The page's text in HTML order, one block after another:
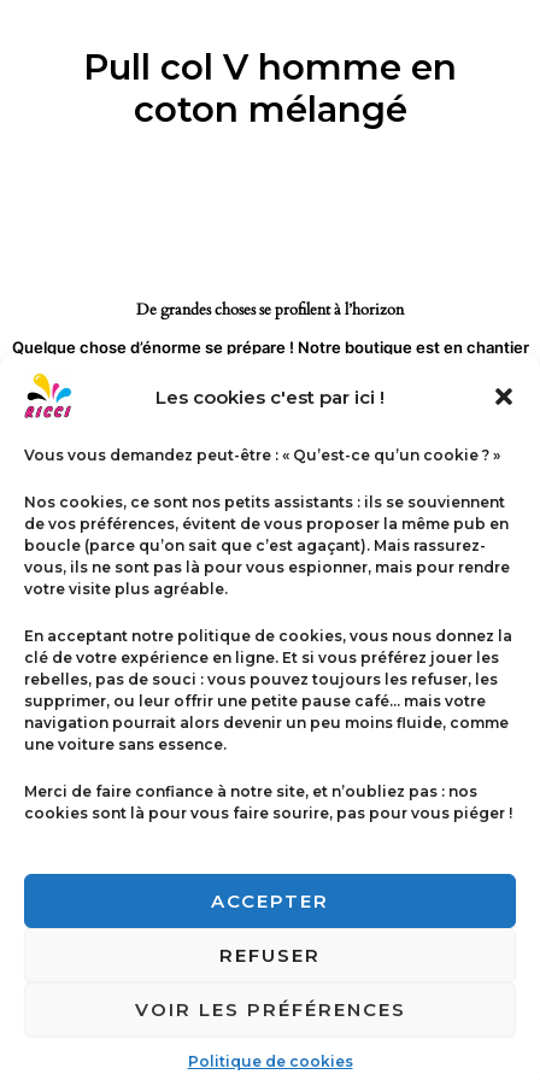
Les cookies c'est par ici !
Vous vous demandez peut-être : « Qu’est-ce qu’un cookie ? »
Nos cookies, ce sont nos petits assistants : ils se souviennent
de vos préférences, évitent de vous proposer la même pub en
boucle (parce qu’on sait que c’est agaçant). Mais rassurez-
vous, ils ne sont pas là pour vous espionner, mais pour rendre
votre visite plus agréable.
En acceptant notre politique de cookies, vous nous donnez la
clé de votre expérience en ligne. Et si vous préférez jouer les
rebelles, pas de souci : vous pouvez toujours les refuser, les
supprimer, ou leur offrir une petite pause café… mais votre
navigation pourrait alors devenir un peu moins fluide, comme
une voiture sans essence.
Merci de faire confiance à notre site, et n’oubliez pas : nos
cookies sont là pour vous faire sourire, pas pour vous piéger !
ACCEPTER
REFUSER
VOIR LES PRÉFÉRENCES
Politique de cookies
Pull col V homme en
coton mélangé
De grandes choses se profilent à l’horizon
Quelque chose d’énorme se prépare ! Notre boutique est en chantier
Contact
Politique de cookies
Copyright © 2026 Imprimerie Ricci | Powered by